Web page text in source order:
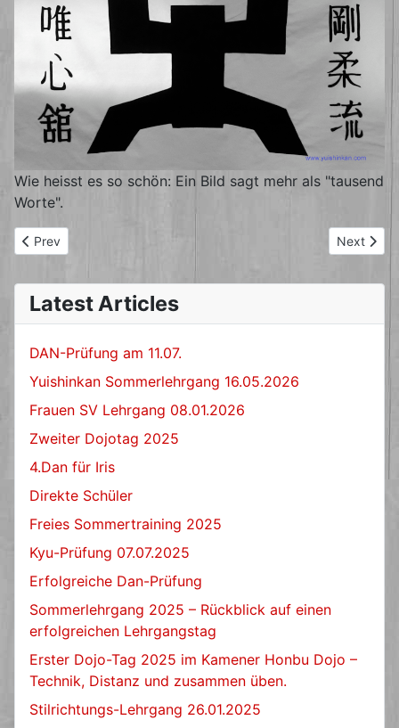
Wie heisst es so schön: Ein Bild sagt mehr als "tausend
Worte".
Previous article: Dan-Prüfung erfolgreich bestanden
Prev Next
Next
Latest Articles
DAN-Prüfung am 11.07.
Yuishinkan Sommerlehrgang 16.05.2026
Frauen SV Lehrgang 08.01.2026
Zweiter Dojotag 2025
4.Dan für Iris
Direkte Schüler
Freies Sommertraining 2025
Kyu-Prüfung 07.07.2025
Erfolgreiche Dan-Prüfung
Sommerlehrgang 2025 – Rückblick auf einen
erfolgreichen Lehrgangstag
Erster Dojo-Tag 2025 im Kamener Honbu Dojo –
Technik, Distanz und zusammen üben.
Stilrichtungs-Lehrgang 26.01.2025